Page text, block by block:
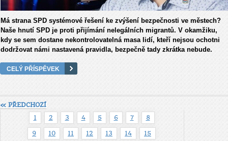
Má strana SPD systémové řešení ke zvýšení bezpečnosti ve městech?
Naše hnutí SPD je proti přijímání nelegálních migrantů. V okamžiku,
kdy se sem dostane nekontrolovatelná masa lidí, kteří nejsou ochotni
dodržovat námi nastavená pravidla, bezpečně tady zkrátka nebude.
CELÝ PŘÍSPĚVEK
« PŘEDCHOZÍ
1
2 3 4 5 6 7 8
9 10 11 12 13 14 15